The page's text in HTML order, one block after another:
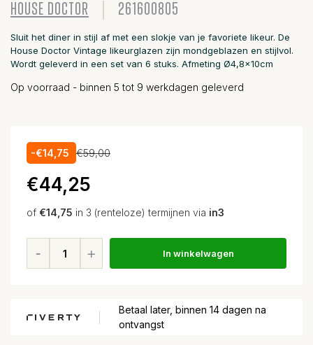
HOUSE DOCTOR 261600805
Sluit het diner in stijl af met een slokje van je favoriete likeur. De
House Doctor Vintage likeurglazen zijn mondgeblazen en stijlvol.
Wordt geleverd in een set van 6 stuks. Afmeting Ø4,8x10cm
Op voorraad - binnen 5 tot 9 werkdagen geleverd
-€14,75 €59,00
€44,25
of €14,75 in 3 (renteloze) termijnen via in3
In winkelwagen
Betaal later, binnen 14 dagen na
ontvangst